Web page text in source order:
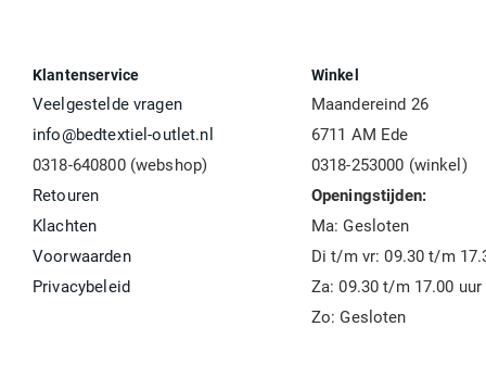
Klantenservice
Veelgestelde vragen
info@bedtextiel-outlet.nl
0318-640800 (webshop)
Retouren
Klachten
Voorwaarden
Privacybeleid
Winkel
Maandereind 26
6711 AM Ede
0318-253000 (winkel)
Openingstijden:
Ma: Gesloten
Di t/m vr: 09.30 t/m
Za: 09.30 t/m 17.00 uur
Zo: Gesloten